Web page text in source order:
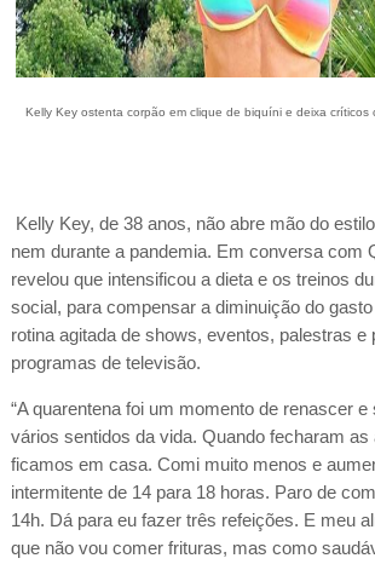
Kelly Key ostenta corpão em clique de biquíni e deixa críticos
Kelly Key, de 38 anos, não abre mão do
nem durante a pandemia. Em conversa com
revelou que intensificou a dieta e os treinos
social, para compensar a diminuição do
rotina agitada de shows, eventos, palestras e
programas de televisão.
“A quarentena foi um momento de renascer
vários sentidos da vida. Quando fecharam as
ficamos em casa. Comi muito menos e
intermitente de 14 para 18 horas. Paro de
14h. Dá para eu fazer três refeições. E meu
que não vou comer frituras, mas como